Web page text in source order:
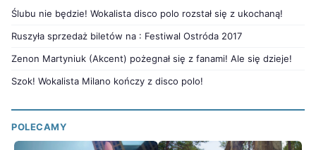
Ślubu nie będzie! Wokalista disco polo rozstał się z ukochaną!
Ruszyła sprzedaż biletów na : Festiwal Ostróda 2017
Zenon Martyniuk (Akcent) pożegnał się z fanami! Ale się dzieje!
Szok! Wokalista Milano kończy z disco polo!
POLECAMY